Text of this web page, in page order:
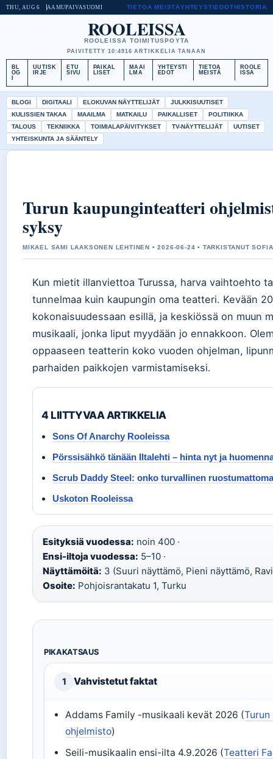
THU, AUG 6 AAMUPAIVASUOMI TIETOA MEISTÄYHTEYSTIEDOTHISTORIA
ROOLEISSA
ROOLEISSA TOIMITUSPOYTA
PAIVITETTY 10:4916 ARTIKKELIA TANAAN
BL
OG
UUTISK
IRJE
ETU
SIVU
PAIKAL
LISET
MAAI
LMA
YHTEYSTI
EDOT
TIETOA
MEISTÄ
ROOLE
ISSA
BLOGI DIGITAALI ELOKUVAN NÄYTTELIJÄT
JULKKISUUTISET
KULISSIEN TAKAA
MAAILMA MATKAILU PAIKALLISET
POLITIIKKA
TALOUS
TEKNIIKKA TOIMIALAPÄIVITYKSET TV-NÄYTTELIJÄT
UUTISET
YHTEISKUNTA JA SÄÄNTELY
Turun kaupunginteatteri
syksy
MIKAEL SAMI LAAKSONEN LEHTINEN • 2026-06-24 • TARKISTANUT
Kun mietit illanviettoa Turussa, harva vaihtoehto
tunnelmaa kuin kaupungin oma teatteri. Kevään
kokonaisuudessaan esillä, ja keskiössä on muun
musikaali, jonka liput myydään jo ennakkoon.
oppaaseen teatterin koko vuoden ohjelman,
parhaiden paikkojen varmistamiseksi.
4 LIITTYVAA ARTIKKELIA
Sons Of Anarchy Rooleissa
Pörssisähkö tänään Iltalehti – hinta nyt ja
Scrub Daddy Steel: onko turvallinen
Uskoton Rooleissa
Esityksiä vuodessa: noin 400 ·
Ensi-iltoja vuodessa: 5–10 ·
Näyttämöitä: 3 (Suuri näyttämö, Pieni näyttämö,
Osoite: Pohjoisrantakatu 1, Turku
PIKAKATSAUS
1 Vahvistetut faktat
Addams Family -musikaali kevät 2026 (
ohjelmisto)
Seili-musikaalin ensi-ilta 4.9.2026 (Teatteri